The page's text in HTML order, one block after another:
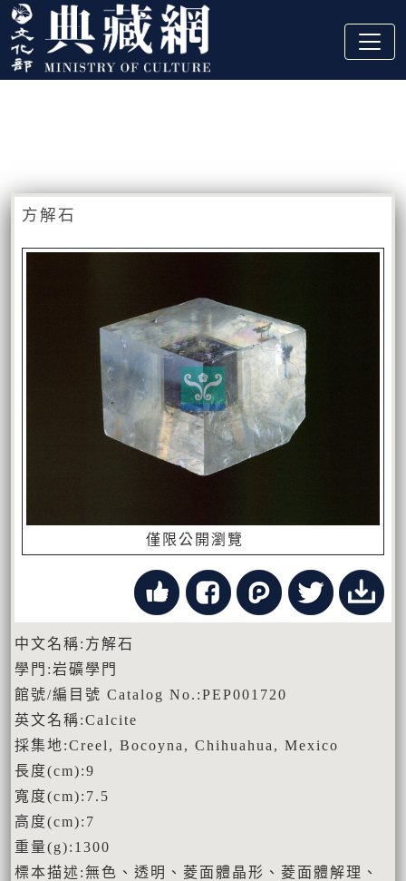
跳到主要內容
:::
方解石
僅限公開瀏覽
中文名稱:方解石
學門:岩礦學門
館號/編目號 Catalog No.:PEP001720
英文名稱:Calcite
採集地:Creel, Bocoyna, Chihuahua, Mexico
長度(cm):9
寬度(cm):7.5
高度(cm):7
重量(g):1300
標本描述:無色、透明、菱面體晶形、菱面體解理、